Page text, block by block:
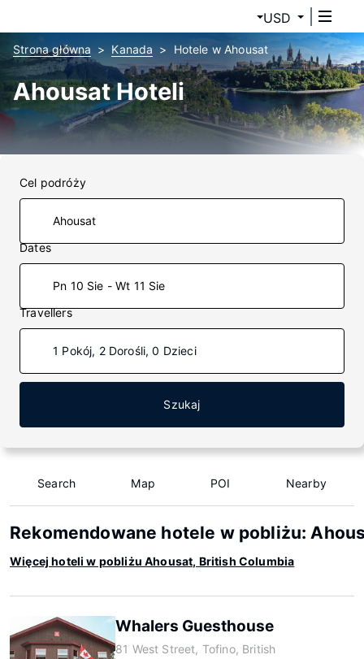
USD
Strona główna Kanada Hotele w Ahousat
Ahousat Hoteli
Cel podróży
Dates
Pn 10 Sie - Wt 11 Sie
Travellers
1 Pokój, 2 Dorośli, 0 Dzieci
Szukaj
Search Map POI Nearby
Rekomendowane hotele w pobliżu:
Więcej hoteli w pobliżu Ahousat, British Columbia
Whalers Guesthouse
81 West Street, Tofino, British